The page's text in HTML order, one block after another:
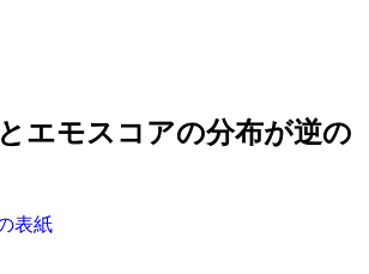
エモスコアの分布が逆の